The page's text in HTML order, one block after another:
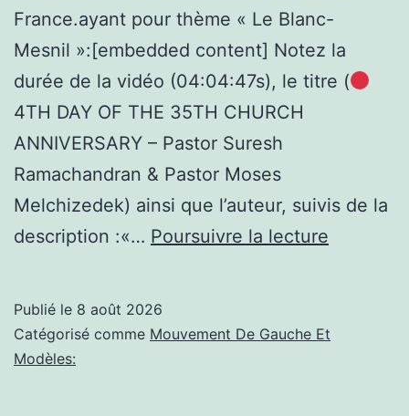
France.ayant pour thème « Le Blanc-
Mesnil »:[embedded content] Notez la
durée de la vidéo (04:04:47s), le titre (
4TH DAY OF THE 35TH CHURCH
ANNIVERSARY – Pastor Suresh
Ramachandran & Pastor Moses
Melchizedek) ainsi que l’auteur, suivis de la
description :«… Poursuivre la lecture
Publié le 8 août 2026
Catégorisé comme Mouvement De Gauche Et
Modèles: